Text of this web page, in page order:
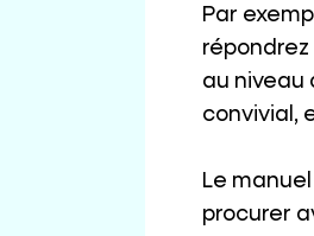
Par
au niveau
convivial,
Le
procurer